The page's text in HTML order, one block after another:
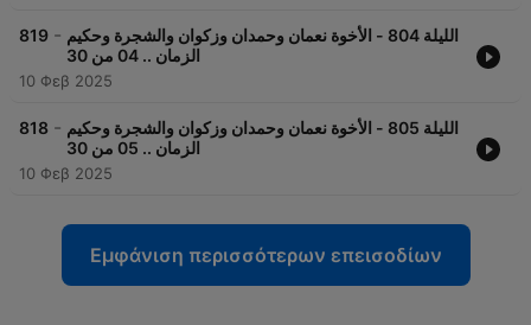
819 - الليلة 804 - الأخوة نعمان وحمدان وزكوان والشجرة وحكيم
الزمان .. 04 من 30
10 Φεβ 2025
818 - الليلة 805 - الأخوة نعمان وحمدان وزكوان والشجرة وحكيم
الزمان .. 05 من 30
10 Φεβ 2025
Εμφάνιση περισσότερων επεισοδίων